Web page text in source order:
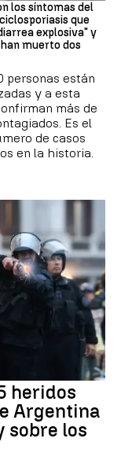
los síntomas del
que
explosiva" y
muerto dos
personas están
y a esta
más de
Es el
de casos
en la historia.
heridos
Argentina
sobre los